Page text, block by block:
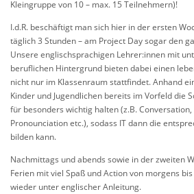
Kleingruppe von 10 – max. 15 Teilnehmern)!
I.d.R. beschäftigt man sich hier in der ersten
täglich 3 Stunden – am Project Day sogar den
Unsere englischsprachigen Lehrer:innen mit
beruflichen Hintergrund bieten dabei einen
nicht nur im Klassenraum stattfindet. Anhand
Kinder und Jugendlichen bereits im Vorfeld die
für besonders wichtig halten (z.B.
Pronounciation etc.), sodass IT dann die
bilden kann.
Nachmittags und abends sowie in der zweiten
Ferien mit viel Spaß und Action von morgens
wieder unter englischer Anleitung.